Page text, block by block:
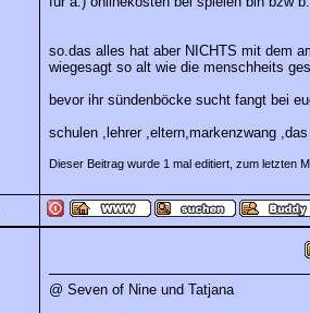
so.das alles hat aber NICHTS mit dem
wiegesagt so alt wie die menschheits
bevor ihr sündenböcke sucht fangt bei
schulen ,lehrer ,eltern,markenzwang
Dieser Beitrag wurde 1 mal editiert, zum letzten
@ Seven of Nine und Tatjana